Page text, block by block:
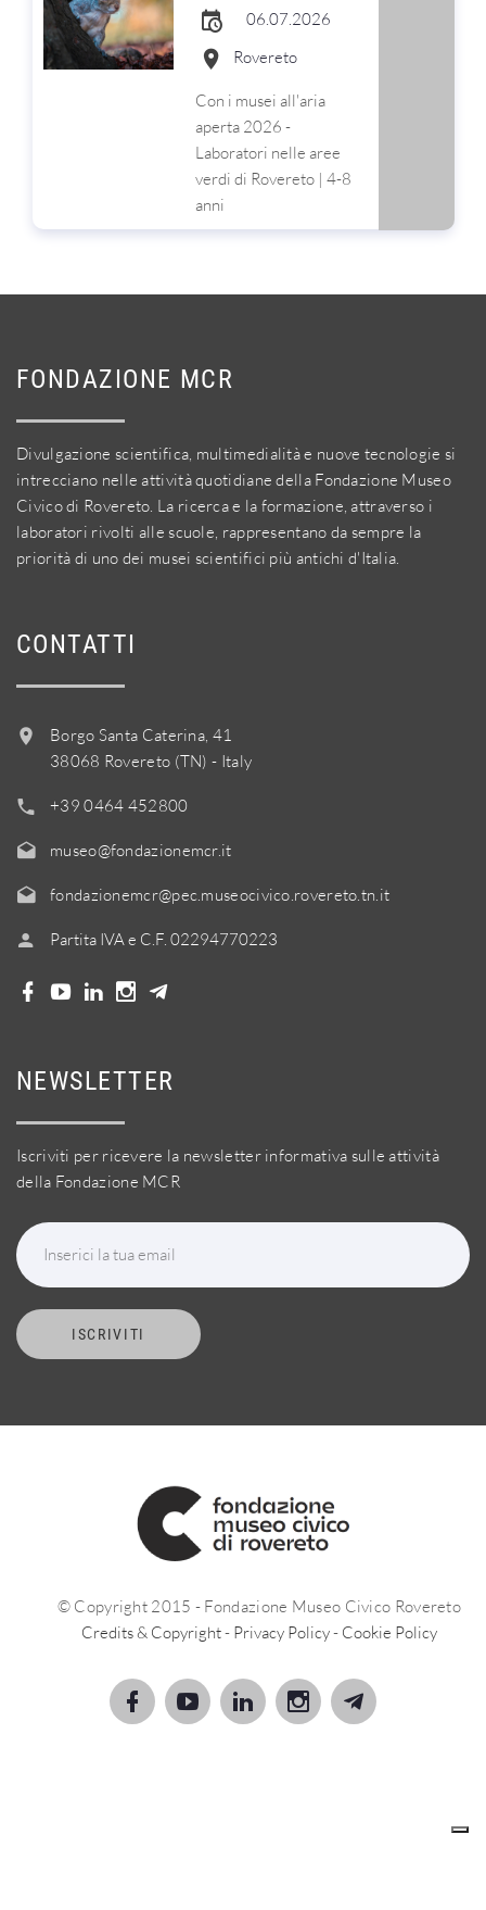
06.07.2026
Rovereto
Con i musei all'aria
aperta 2026 -
Laboratori nelle aree
verdi di Rovereto | 4-8
anni
FONDAZIONE MCR
Divulgazione scientifica, multimedialità e nuove tecnologie si
intrecciano nelle attività quotidiane della Fondazione Museo
Civico di Rovereto. La ricerca e la formazione, attraverso i
laboratori rivolti alle scuole, rappresentano da sempre la
priorità di uno dei musei scientifici più antichi d'Italia.
CONTATTI
Borgo Santa Caterina, 41
38068 Rovereto (TN) - Italy
+39 0464 452800
museo@fondazionemcr.it
fondazionemcr@pec.museocivico.rovereto.tn.it
Partita IVA e C.F. 02294770223
NEWSLETTER
Iscriviti per ricevere la newsletter informativa sulle attività
della Fondazione MCR
Inserici la tua email
ISCRIVITI
© Copyright 2015 - Fondazione Museo Civico Rovereto
Credits & Copyright- Privacy Policy- Cookie Policy